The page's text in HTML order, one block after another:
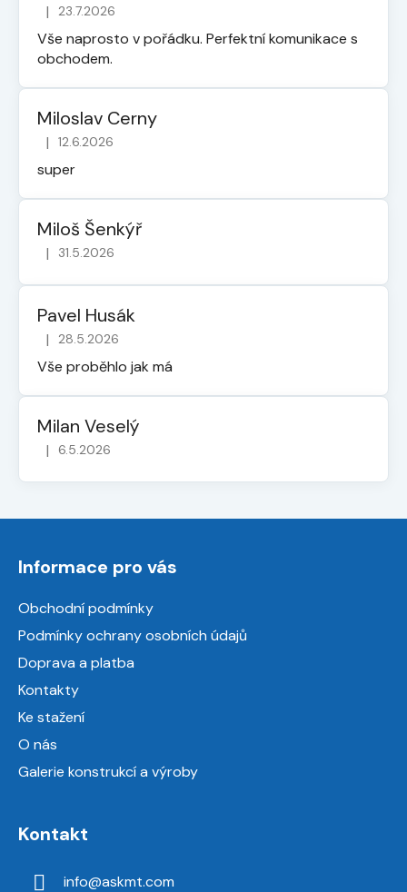
Hodnocení obchodu je 5 z 5 hvězdiček.
| 23.7.2026
Vše naprosto v pořádku. Perfektní komunikace s
obchodem.
Miloslav Cerny
Hodnocení obchodu je 5 z 5 hvězdiček.
| 12.6.2026
super
Miloš Šenkýř
Hodnocení obchodu je 5 z 5 hvězdiček.
| 31.5.2026
Pavel Husák
Hodnocení obchodu je 5 z 5 hvězdiček.
| 28.5.2026
Vše proběhlo jak má
Milan Veselý
Hodnocení obchodu je 5 z 5 hvězdiček.
| 6.5.2026
Informace pro vás
Obchodní podmínky
Podmínky ochrany osobních údajů
Doprava a platba
Kontakty
Ke stažení
O nás
Galerie konstrukcí a výroby
Kontakt
info@askmt.com